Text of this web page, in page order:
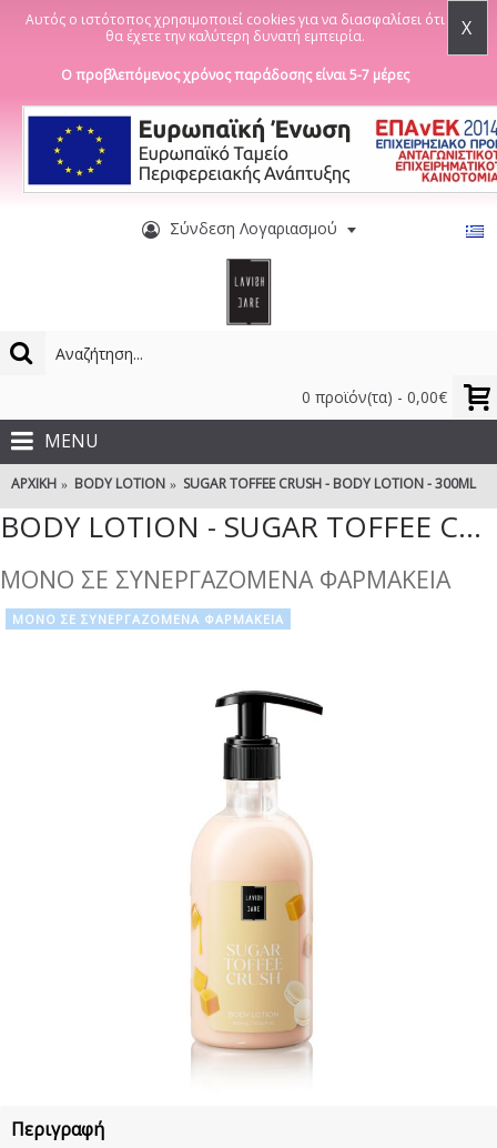
Αυτός ο ιστότοπος χρησιμοποιεί cookies για να διασφαλίσει ότι
θα έχετε την καλύτερη δυνατή εμπειρία.
X
Ο προβλεπόμενος χρόνος παράδοσης είναι 5-7 μέρες
Σύνδεση Λογαριασμού
0 προϊόν(τα) - 0,00€
MENU
ΑΡΧΙΚΉ BODY LOTION SUGAR TOFFEE CRUSH - BODY LOTION - 300ML
BODY LOTION - SUGAR TOFFEE CRUSH - 300ML
ΜΟΝΟ ΣΕ ΣΥΝΕΡΓΑΖΟΜΕΝΑ ΦΑΡΜΑΚΕΙΑ
ΜΟΝΟ ΣΕ ΣΥΝΕΡΓΑΖΟΜΕΝΑ ΦΑΡΜΑΚΕΙΑ
Περιγραφή